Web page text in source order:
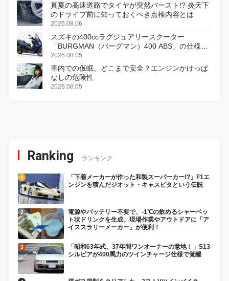
真夏の高速道路でタイヤが突然バースト!? 炎天下
のドライブ前に知っておくべき点検内容とは
2026.08.06
スズキの400ccラグジュアリースクーター
「BURGMAN（バーグマン）400 ABS」の仕様を
変更し、8月18日に発売
2026.08.05
車内での仮眠、どこまで安全？エンジンかけっぱ
なしの危険性
2026.08.05
Ranking ランキング
「下着メーカーが作った和製スーパーカー!?」F1エ
ンジンを積んだジオット・キャスピタという伝説
電源やバッテリー不要で、-1℃の飲めるシャーベッ
ト状ドリンクを生成。現場作業やアウトドアに「ア
イススラリーメーカー」が便利！
「昭和63年式、37年間ワンオーナーの意地！」S13
シルビアが400馬力のツインチャージ仕様で覚醒